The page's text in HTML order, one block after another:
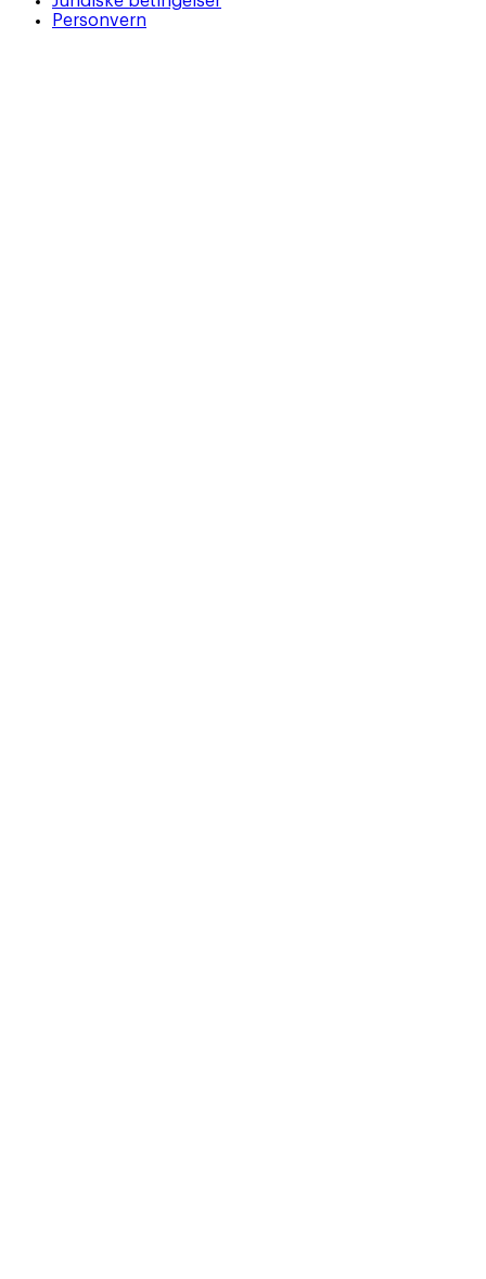
Personvern